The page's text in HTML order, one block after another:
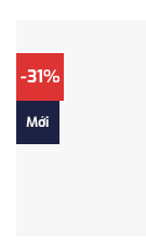
-31%
Mới